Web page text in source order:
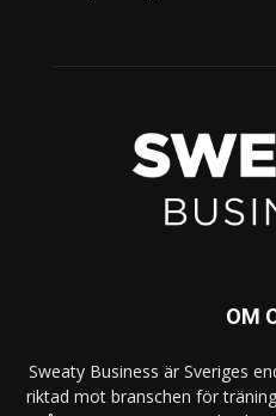
OM
Sweaty Business är Sveriges
riktad mot branschen för